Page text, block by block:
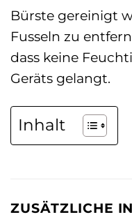
Bürste gereinigt
Fusseln zu
dass keine
Geräts gelangt.
Inhalt
ZUSÄTZLICHE